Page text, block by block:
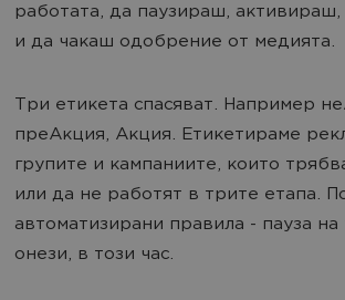
работата, да паузираш,
и да чакаш одобрение от медията.
Три етикета спасяват. Например
преАкция, Акция. Етикетираме
групите и кампаниите, които
или да не работят в трите етапа.
автоматизирани правила - пауза на
онези, в този час.